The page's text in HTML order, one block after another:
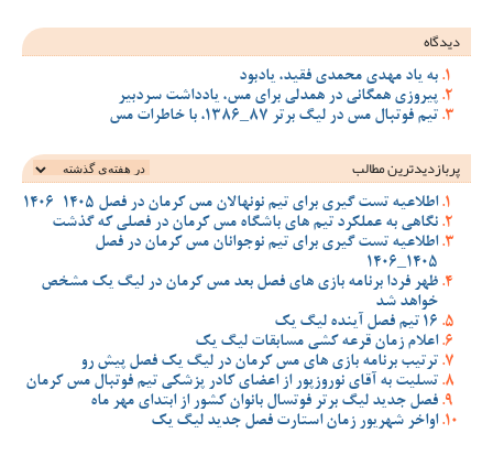
دیدگاه
به یاد مهدی محمدی فقید، یادبود
پیروزی همگانی در همدلی برای مس، یادداشت سردبیر
تیم فوتبال مس در لیگ برتر 87_1386، با خاطرات مس
پربازدیدترین‌ مطالب
اطلاعیه تست گیری برای تیم نونهالان مس کرمان در فصل 1405-1406
نگاهی به عملکرد تیم های باشگاه مس کرمان در فصلی که گذشت
اطلاعیه تست گیری برای تیم نوجوانان مس کرمان در فصل
1405_1406
ظهر فردا برنامه بازی های فصل بعد مس کرمان در لیگ یک مشخص
خواهد شد
16 تیم فصل آینده لیگ یک
اعلام زمان قرعه کشی مسابقات لیگ یک
ترتیب برنامه بازی های مس کرمان در لیگ یک فصل پیش رو
تسلیت به آقای نوروزپور از اعضای کادر پزشکی تیم فوتبال مس کرمان
فصل جدید لیگ برتر فوتسال بانوان کشور از ابتدای مهر ماه
اواخر شهریور زمان استارت فصل جدید لیگ یک